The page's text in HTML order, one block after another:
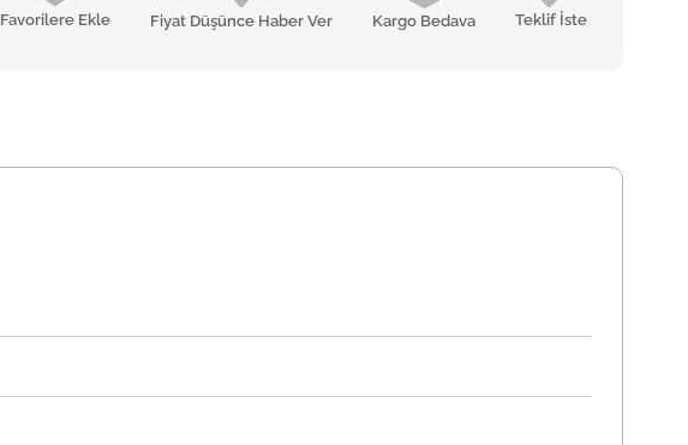
Favorilere Ekle Fiyat Düşünce Haber Ver Kargo Bedava Teklif İste